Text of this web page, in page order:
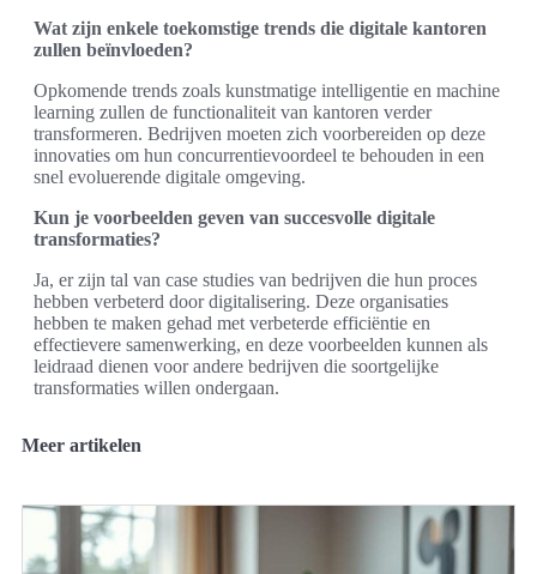
Wat zijn enkele toekomstige trends die digitale kantoren
zullen beïnvloeden?
Opkomende trends zoals kunstmatige intelligentie en machine
learning zullen de functionaliteit van kantoren verder
transformeren. Bedrijven moeten zich voorbereiden op deze
innovaties om hun concurrentievoordeel te behouden in een
snel evoluerende digitale omgeving.
Kun je voorbeelden geven van succesvolle digitale
transformaties?
Ja, er zijn tal van case studies van bedrijven die hun proces
hebben verbeterd door digitalisering. Deze organisaties
hebben te maken gehad met verbeterde efficiëntie en
effectievere samenwerking, en deze voorbeelden kunnen als
leidraad dienen voor andere bedrijven die soortgelijke
transformaties willen ondergaan.
Meer artikelen